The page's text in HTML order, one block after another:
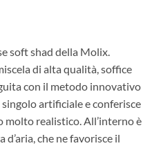
soft shad della Molix.
di alta qualità, soffice
con il metodo innovativo
singolo artificiale e conferisce
molto realistico. All’interno è
che ne favorisce il